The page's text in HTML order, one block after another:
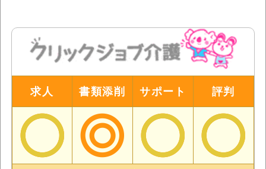
求人 書類添削 サポート 評判